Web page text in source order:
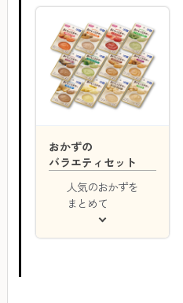
おかずの
バラエティセット
人気のおかずを
まとめて